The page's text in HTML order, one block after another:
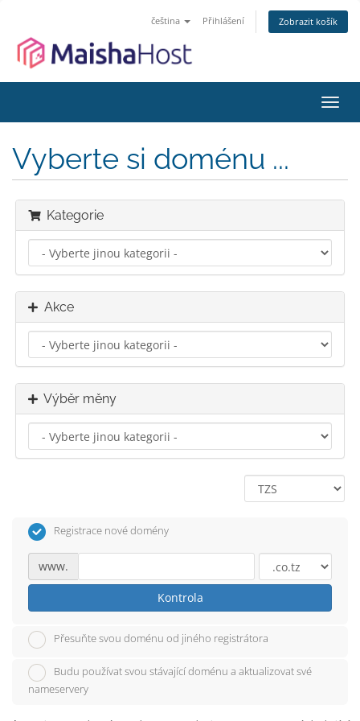
čeština Přihlášení Zobrazit košík
Vyberte si doménu ...
Kategorie
Akce
Výběr měny
Registrace nové domény
www.
Kontrola
Přesuňte svou doménu od jiného registrátora
Budu používat svou stávající doménu a aktualizovat své
nameservery